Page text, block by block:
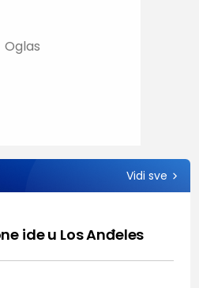
Vidi sve
ide u Los Anđeles